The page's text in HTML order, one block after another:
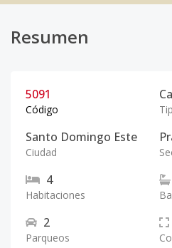
Resumen
5091
Código
Santo Domingo Este
Ciudad
4
Habitaciones
2
Parqueos